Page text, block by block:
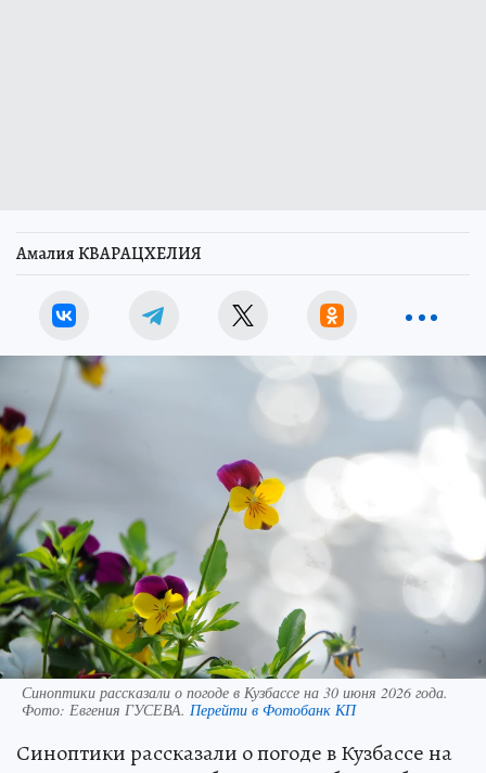
Амалия КВАРАЦХЕЛИЯ
Синоптики рассказали о погоде в Кузбассе на 30 июня 2026 года.
Фото: Евгения ГУСЕВА. Перейти в Фотобанк КП
Синоптики рассказали о погоде в Кузбассе на